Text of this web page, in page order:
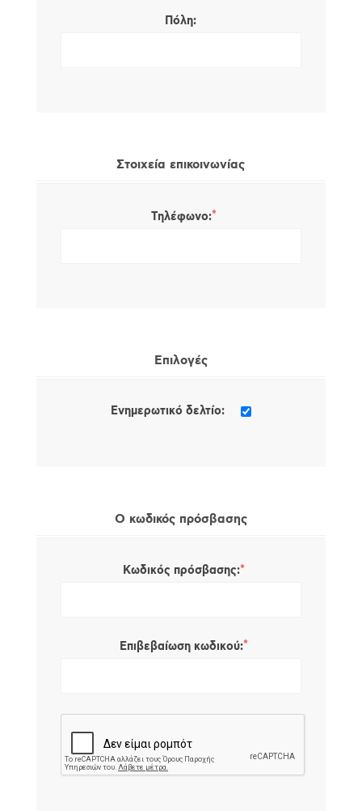
Πόλη:
Στοιχεία επικοινωνίας
Τηλέφωνο:*
Επιλογές
Ενημερωτικό δελτίο:
Ο κωδικός πρόσβασης
Κωδικός πρόσβασης:*
Επιβεβαίωση κωδικού:*